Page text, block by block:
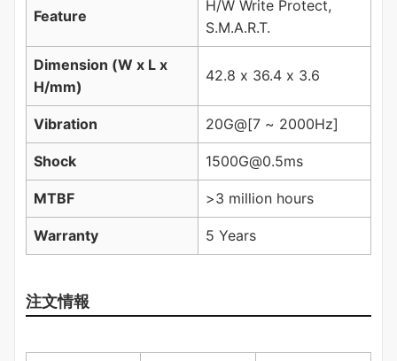
Feature
H/W Write Protect,
S.M.A.R.T.
Dimension (W x L x
H/mm)
42.8 x 36.4 x 3.6
Vibration 20G@[7 ~ 2000Hz]
Shock 1500G@0.5ms
MTBF >3 million hours
Warranty 5 Years
注文情報